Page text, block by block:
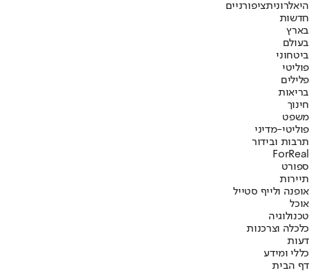
היאלרוניתציפורניים
חדשות
בארץ
בעולם
ביטחוני
פוליטי
פלילים
בריאות
חינוך
משפט
פוליטי-מדיני
תרבות ובידור
ForReal
ספורט
תיירות
אופנה ולייף סטייל
אוכל
טכנולוגיה
כלכלה וצרכנות
דעות
כללי ומידע
דף הבית